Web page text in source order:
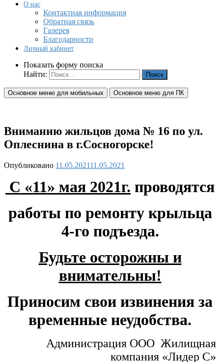
О нас
Контактная информация
Обратная связь
Галерея
Благодарности
Личный кабинет
Показать форму поиска
Найти:
Основное меню для мобильных Основное меню для ПК
Вниманию жильцов дома № 16 по ул.
Оплеснина в г.Сосногорске!
Опубликовано 11.05.202111.05.2021
С «11» мая 2021г. проводятся
работы по ремонту крыльца
4-го подъезда.
Будьте осторожны и
внимательны!
Приносим свои извинения за
временные неудобства.
Администрация ООО Жилищная
компания «Лидер С»